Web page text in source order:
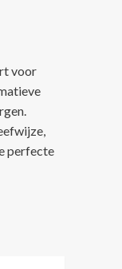
voor
perfecte